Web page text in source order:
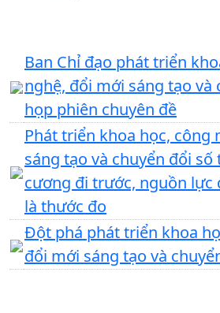
Ban Chỉ đạo phát triển
nghệ, đổi mới sáng tạo và
họp phiên chuyên đề
Phát triển khoa học, công
sáng tạo và chuyển đổi
cương đi trước, nguồn lực
là thước đo
Đột phá phát triển khoa
đổi mới sáng tạo và